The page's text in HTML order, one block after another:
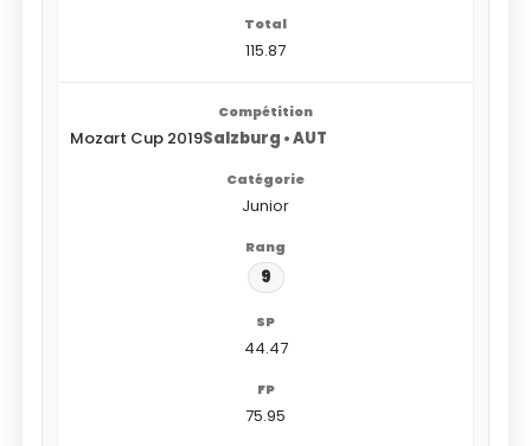
115.87
Mozart Cup 2019Salzburg • AUT
Junior
9
44.47
75.95